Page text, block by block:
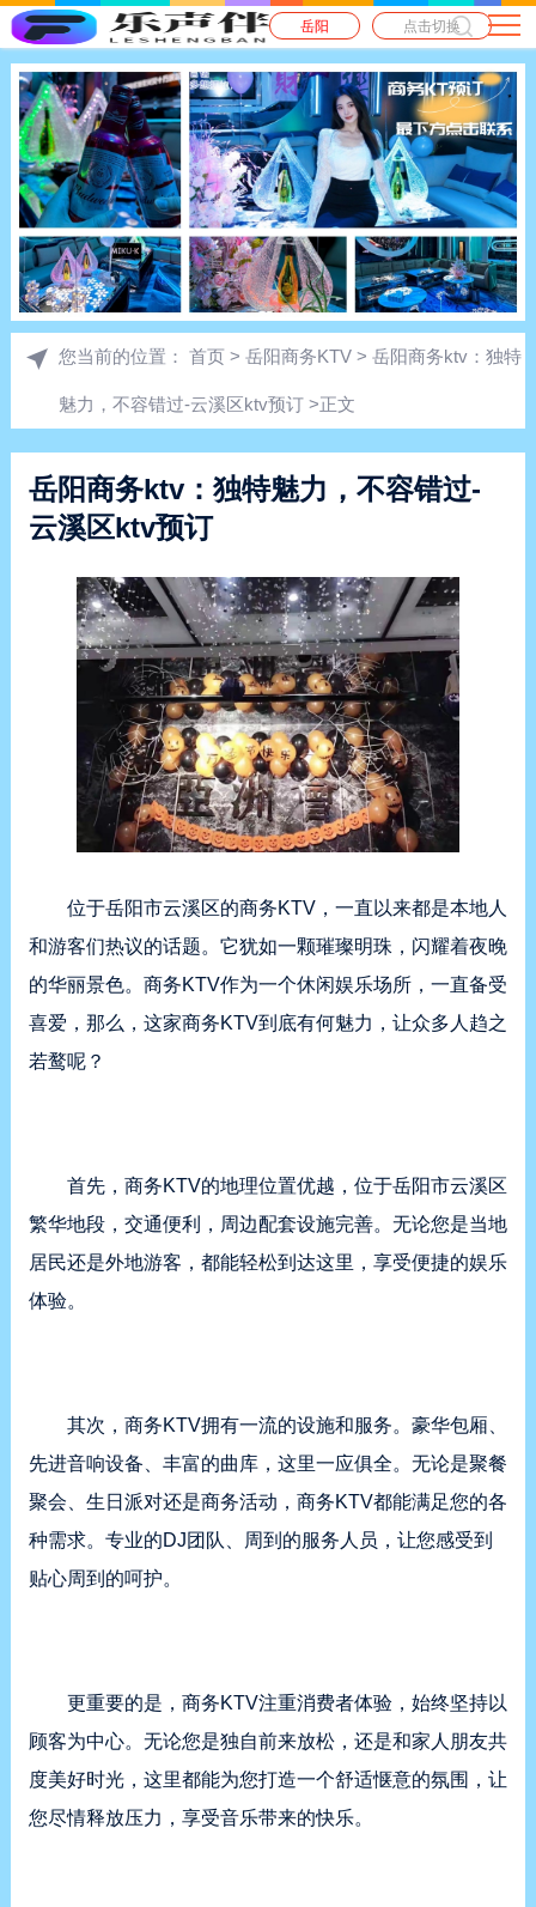
岳阳 点击切换
您当前的位置： 首页 > 岳阳商务KTV> 岳阳商务ktv：独特
魅力，不容错过-云溪区ktv预订 >正文
岳阳商务ktv：独特魅力，不容错过-
云溪区ktv预订
位于岳阳市云溪区的商务KTV，一直以来都是本地人
和游客们热议的话题。它犹如一颗璀璨明珠，闪耀着夜晚
的华丽景色。商务KTV作为一个休闲娱乐场所，一直备受
喜爱，那么，这家商务KTV到底有何魅力，让众多人趋之
若鹜呢？
首先，商务KTV的地理位置优越，位于岳阳市云溪区
繁华地段，交通便利，周边配套设施完善。无论您是当地
居民还是外地游客，都能轻松到达这里，享受便捷的娱乐
体验。
其次，商务KTV拥有一流的设施和服务。豪华包厢、
先进音响设备、丰富的曲库，这里一应俱全。无论是聚餐
聚会、生日派对还是商务活动，商务KTV都能满足您的各
种需求。专业的DJ团队、周到的服务人员，让您感受到
贴心周到的呵护。
更重要的是，商务KTV注重消费者体验，始终坚持以
顾客为中心。无论您是独自前来放松，还是和家人朋友共
度美好时光，这里都能为您打造一个舒适惬意的氛围，让
您尽情释放压力，享受音乐带来的快乐。